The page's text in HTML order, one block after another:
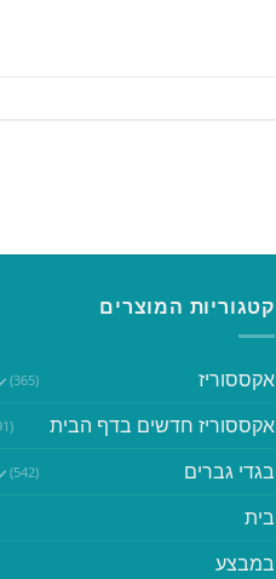
קטגוריות המוצרים
אקססוריז (365)
אקססוריז חדשים בדף הבית (291)
בגדי גברים (542)
בית
במבצע